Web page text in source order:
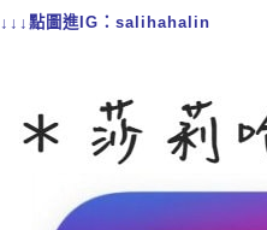
↓↓↓點圖進IG：salihahalin